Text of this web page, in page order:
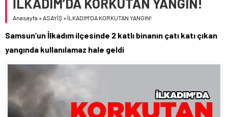
YÖNETİCİ SEÇERKEN YAPILAN EN BÜYÜK HATALAR
DOLAR
55,1808
İLKADIM’DA KORKUTAN YANGIN!
Anasayfa »ASAYİŞ » İLKADIM’DA KORKUTAN YANGIN!
Samsun’un İlkadım ilçesinde 2 katlı binanın çatı katı çıkan
yangında kullanılamaz hale geldi